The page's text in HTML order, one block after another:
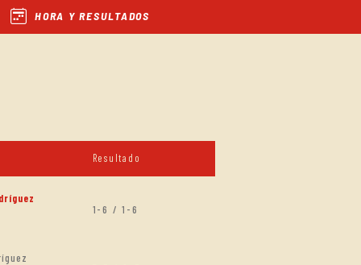
HORA Y RESULTADOS
Resultado
1-6 / 1-6